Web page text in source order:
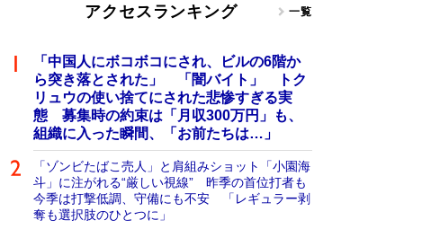
アクセスランキング 一覧
「中国人にボコボコにされ、ビルの6階か
ら突き落とされた」 「闇バイト」 トク
リュウの使い捨てにされた悲惨すぎる実
態 募集時の約束は「月収300万円」も、
組織に入った瞬間、「お前たちは…」
「ゾンビたばこ売人」と肩組みショット「小園海
斗」に注がれる“厳しい視線” 昨季の首位打者も
今季は打撃低調、守備にも不安 「レギュラー剥
奪も選択肢のひとつに」